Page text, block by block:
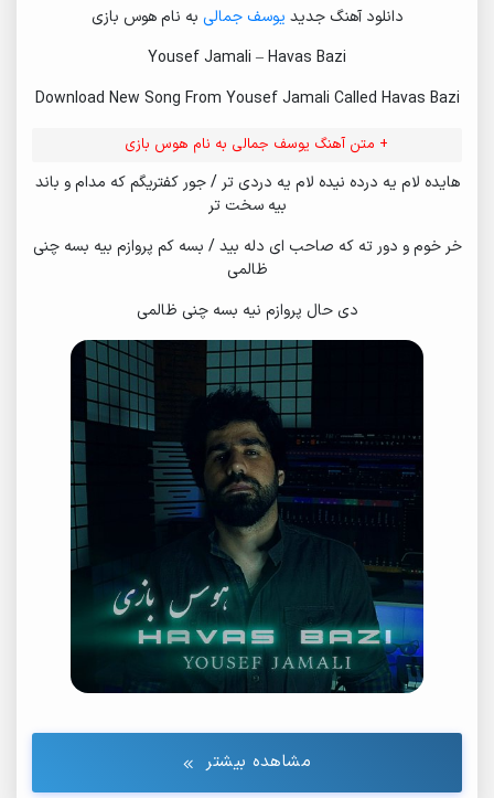
دانلود آهنگ جدید یوسف جمالی به نام هوس بازی
Yousef Jamali – Havas Bazi
Download New Song From Yousef Jamali Called Havas Bazi
+ متن آهنگ یوسف جمالی به نام هوس بازی
هایده لام یه درده نیده لام یه دردی تر / جور کفتریگم که مدام و باند
بیه سخت تر
خر خوم و دور ته که صاحب ای دله بید / بسه کم پروازم بیه بسه چنی
ظالمی
دی حال پروازم نیه بسه چنی ظالمی
مشاهده بیشتر